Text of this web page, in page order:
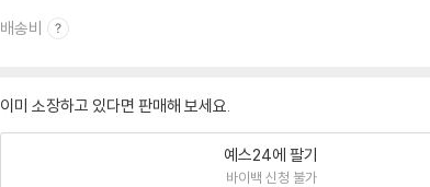
배송비
이미 소장하고 있다면 판매해 보세요.
예스24에 팔기
바이백 신청 불가